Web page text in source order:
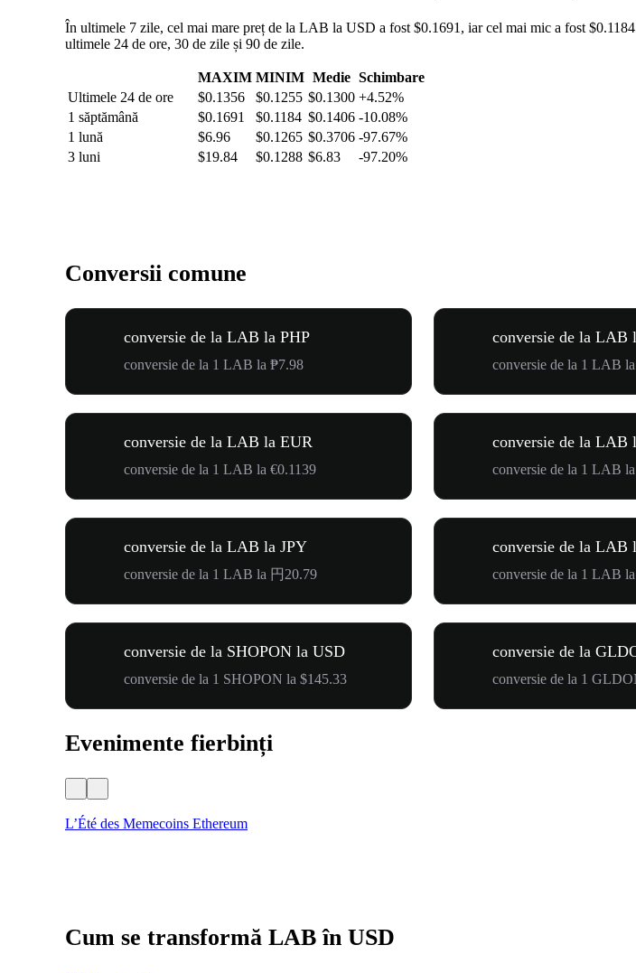
În ultimele 7 zile, cel mai mare preț de la LAB la USD a fost $0.1691, iar cel mai mic a fost
ultimele 24 de ore, 30 de zile și 90 de zile.
MAXIM MINIM Medie Schimbare
Ultimele 24 de ore
$0.1356 $0.1255 $0.1300 +4.52%
1 săptămână
$0.1691 $0.1184 $0.1406 -10.08%
1 lună
$6.96 $0.1265 $0.3706 -97.67%
3 luni
$19.84 $0.1288 $6.83 -97.20%
Conversii comune
conversie de la LAB la PHP
conversie de la 1 LAB la ₱7.98
conversie de la LAB
conversie de la 1 LAB
conversie de la LAB la EUR
conversie de la 1 LAB la €0.1139
conversie de la LAB
conversie de la 1 LAB
conversie de la LAB la JPY
conversie de la 1 LAB la 円20.79
conversie de la LAB
conversie de la 1 LAB
conversie de la SHOPON la USD
conversie de la 1 SHOPON la $145.33
conversie de la
conversie de la 1
Evenimente fierbinți
L’Été des Memecoins Ethereum
Cum se transformă LAB în USD